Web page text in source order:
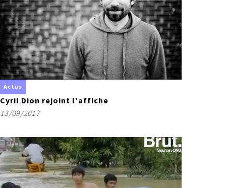
Actus
Cyril Dion rejoint l'affiche
13/09/2017